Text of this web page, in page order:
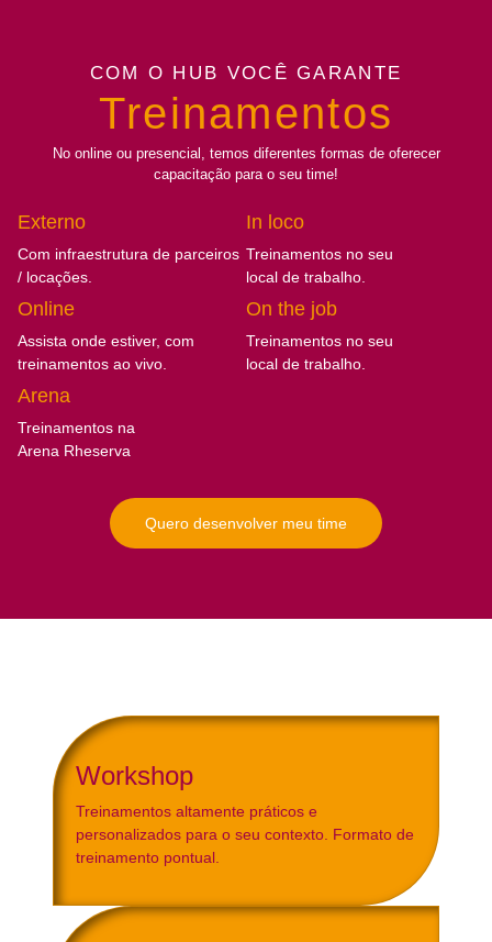
COM O HUB VOCÊ GARANTE
Treinamentos
No online ou presencial, temos diferentes formas de oferecer
capacitação para o seu time!
Externo
Com infraestrutura de parceiros
/ locações.
In loco
Treinamentos no seu
local de trabalho.
Online
Assista onde estiver, com
treinamentos ao vivo.
On the job
Treinamentos no seu
local de trabalho.
Arena
Treinamentos na
Arena Rheserva
Quero desenvolver meu time
Workshop
Treinamentos altamente práticos e
personalizados para o seu contexto. Formato de
treinamento pontual.